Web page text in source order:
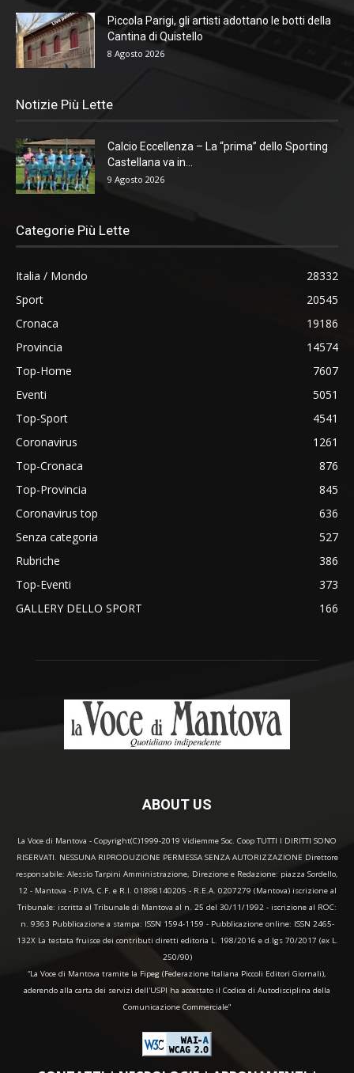
Piccola Parigi, gli artisti adottano le botti della
Cantina di Quistello
8 Agosto 2026
Notizie Più Lette
Calcio Eccellenza – La “prima” dello Sporting
Castellana va in...
9 Agosto 2026
Categorie Più Lette
Italia / Mondo
28332
Sport
20545
Cronaca
19186
Provincia
14574
Top-Home
7607
Eventi
5051
Top-Sport
4541
Coronavirus
1261
Top-Cronaca
876
Top-Provincia
845
Coronavirus top
636
Senza categoria
527
Rubriche
386
Top-Eventi
373
GALLERY DELLO SPORT
166
ABOUT US
La Voce di Mantova - Copyright(C)1999-2019 Vidiemme Soc. Coop TUTTI I DIRITTI SONO
RISERVATI. NESSUNA RIPRODUZIONE PERMESSA SENZA AUTORIZZAZIONE Direttore
responsabile: Alessio Tarpini Amministrazione, Direzione e Redazione: piazza Sordello,
12 - Mantova - P.IVA, C.F. e R.I. 01898140205 - R.E.A. 0207279 (Mantova) iscrizione al
Tribunale: iscritta al Tribunale di Mantova al n. 25 del 30/11/1992 - iscrizione al ROC:
n. 9363 Pubblicazione a stampa: ISSN 1594-1159 - Pubblicazione online: ISSN 2465-
132X La testata fruisce dei contributi diretti editoria L. 198/2016 e d.lgs 70/2017 (ex L.
250/90)
“La Voce di Mantova tramite la Fipeg (Federazione Italiana Piccoli Editori Giornali),
aderendo alla carta dei servizi dell'USPI ha accettato il Codice di Autodisciplina della
Comunicazione Commerciale"